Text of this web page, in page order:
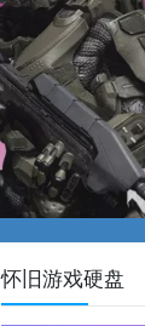
怀旧游戏硬盘